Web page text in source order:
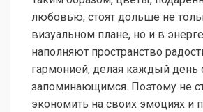
любовью, стоят дольше не
визуальном плане, но и в
наполняют пространство
гармонией, делая каждый
запоминающимся. Поэтому не
экономить на своих эмоциях и